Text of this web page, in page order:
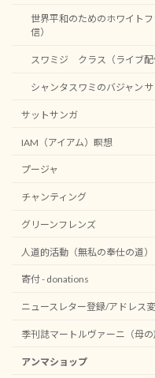
世界平和のためのホワイト
信）
スワミジ クラス（ライブ配
シャンタスワミのバジャン
サットサンガ
IAM（アイアム）瞑想
プージャ
チャンティング
グリーンフレンズ
人道的活動（無私の奉仕の道）
寄付 - donations
ニュースレター登録/アドレス
季刊誌マートルヴァーニ（母の
アンマショップ